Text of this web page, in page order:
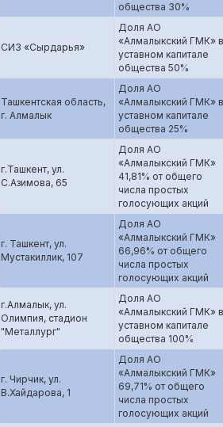
общества 30%
СИЗ «Сырдарья»
Доля АО
«Алмалыкский ГМК» в
уставном капитале
общества 50%
Ташкентская область,
г. Алмалык
Доля АО
«Алмалыкский ГМК» в
уставном капитале
общества 25%
г.Ташкент, ул.
С.Азимова, 65
Доля АО
«Алмалыкский ГМК»
41,81% от общего
числа простых
голосующих акций
г. Ташкент, ул.
Мустакиллик, 107
Доля АО
«Алмалыкский ГМК»
66,96% от общего
числа простых
голосующих акций
г.Алмалык, ул.
Олимпия, стадион
"Металлург"
Доля АО
«Алмалыкский ГМК» в
уставном капитале
общества 100%
г. Чирчик, ул.
В.Хайдарова, 1
Доля АО
«Алмалыкский ГМК»
69,71% от общего
числа простых
голосующих акций